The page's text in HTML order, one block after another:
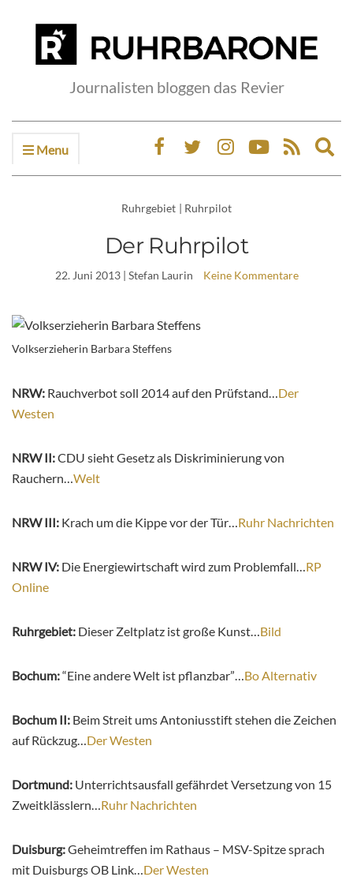
Journalisten bloggen das Revier
Menu
Ruhrgebiet | Ruhrpilot
Der Ruhrpilot
22. Juni 2013| Stefan Laurin Keine Kommentare
Volkserzieherin Barbara Steffens
NRW: Rauchverbot soll 2014 auf den Prüfstand…Der
Westen
NRW II:CDU sieht Gesetz als Diskriminierung von
Rauchern…Welt
NRW III: Krach um die Kippe vor der Tür…Ruhr Nachrichten
NRW IV: Die Energiewirtschaft wird zum Problemfall…RP
Online
Ruhrgebiet: Dieser Zeltplatz ist große Kunst…Bild
Bochum:“Eine andere Welt ist pflanzbar”…Bo Alternativ
Bochum II: Beim Streit ums Antoniusstift stehen die Zeichen
auf Rückzug…Der Westen
Dortmund: Unterrichtsausfall gefährdet Versetzung von 15
Zweitklässlern…Ruhr Nachrichten
Duisburg:Geheimtreffen im Rathaus – MSV-Spitze sprach
mit Duisburgs OB Link…Der Westen